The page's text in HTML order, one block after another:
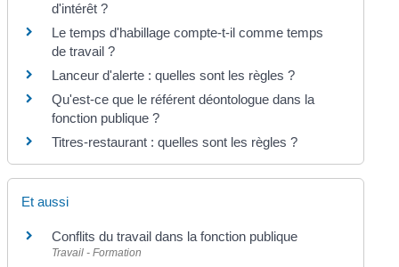
d'intérêt ?
Le temps d'habillage compte-t-il comme temps
de travail ?
Lanceur d'alerte : quelles sont les règles ?
Qu'est-ce que le référent déontologue dans la
fonction publique ?
Titres-restaurant : quelles sont les règles ?
Et aussi
Conflits du travail dans la fonction publique
Travail - Formation